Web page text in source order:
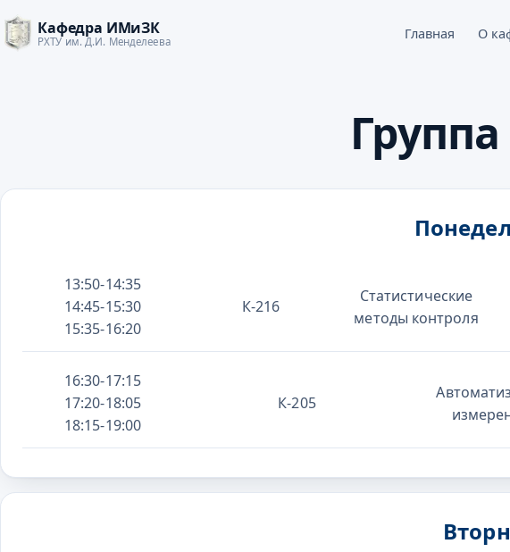
Кафедра ИМиЗК
РХТУ им. Д.И. Менделеева Главная О
13:50-14:35
14:45-15:30
15:35-16:20
К-216
Статистические
методы контроля
16:30-17:15
17:20-18:05
18:15-19:00
К-205